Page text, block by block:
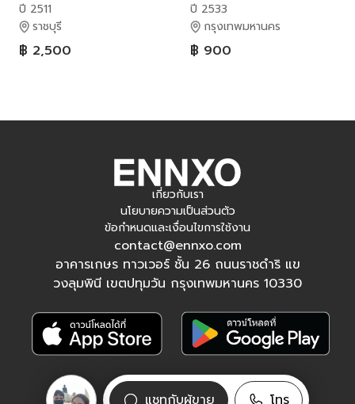
ปี 2511
ราชบุรี
฿ 2,500
ปี 2533
กรุงเทพมหานคร
฿ 900
แชทกับผู้ขาย โทร
เกี่ยวกับเรา
นโยบายความเป็นส่วนตัว
ข้อกำหนดและเงื่อนไขการใช้งาน
contact@ennxo.com
อาคารเกษร ทาวเวอร์ ชั้น 26 ถนนราชดำริ แข
วงลุมพินี เขตปทุมวัน กรุงเทพมหานคร 10330
ติดตามเรา